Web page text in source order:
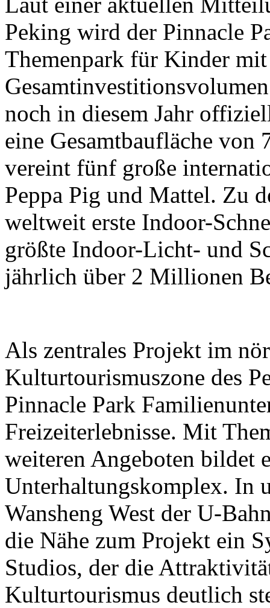
Peking wird der Pinnacle
Themenpark für Kinder
noch in diesem Jahr
eine Gesamtbaufläche von
vereint fünf große
Peppa Pig und Mattel. Zu
weltweit erste Indoor-
größte Indoor-Licht- und
jährlich über 2 Millionen
Als zentrales Projekt im
Kulturtourismuszone des
Pinnacle Park
Freizeiterlebnisse. Mit
weiteren Angeboten bildet
Unterhaltungskomplex. In
Wansheng West der U-
die Nähe zum Projekt ein
Studios, der die
Kulturtourismus deutlich